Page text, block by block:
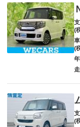
(
(
(